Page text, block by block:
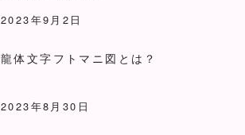
2023年9月2日
龍体文字フトマニ図とは？
2023年8月30日